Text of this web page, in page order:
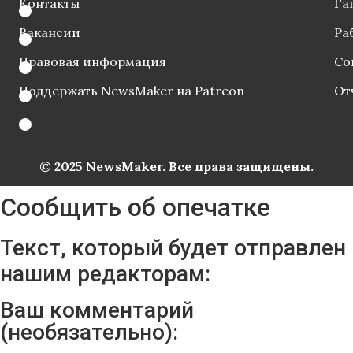
Контакты
Вакансии
Правовая информация
Поддержать NewsMaker на Patreon
© 2025 NewsMaker. Все права защищены.
Сообщить об опечатке
Текст, который будет отправлен
нашим редакторам:
Ваш комментарий
(необязательно):